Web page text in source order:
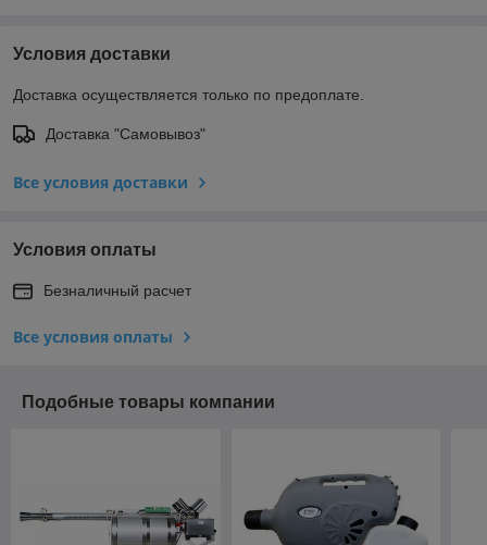
Условия доставки
Доставка осуществляется только по предоплате.
Доставка "Самовывоз"
Все условия доставки
Условия оплаты
Безналичный расчет
Все условия оплаты
Подобные товары компании